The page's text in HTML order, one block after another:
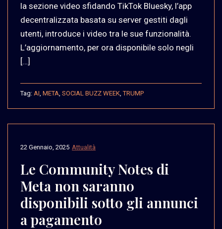
la sezione video sfidando TikTok Bluesky, l’app
decentralizzata basata su server gestiti dagli
utenti, introduce i video tra le sue funzionalità.
L’aggiornamento, per ora disponibile solo negli
[…]
Tag: AI META SOCIAL BUZZ WEEK ,TRUMP
Attualità
22 Gennaio, 2025
Le Community Notes di
Meta non saranno
disponibili sotto gli annunci
a pagamento